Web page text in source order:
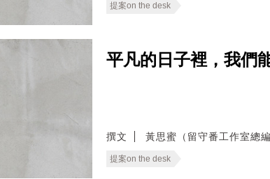
提案on the desk
平凡的日子裡，我們
撰文 黃思蜜（留守番工作室總編
提案on the desk